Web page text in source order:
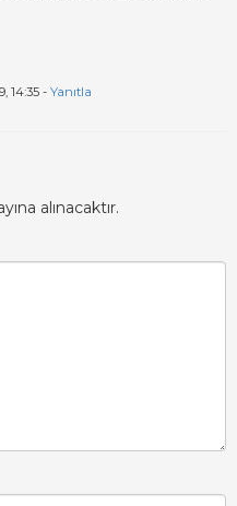
14:35 - Yanıtla
alınacaktır.